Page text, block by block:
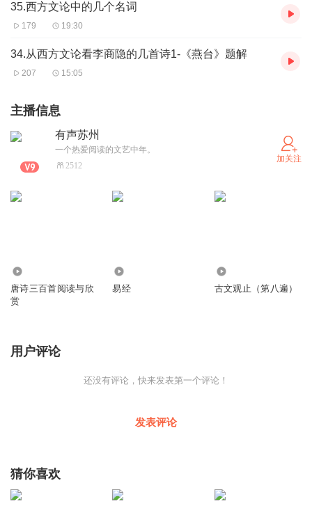
35.西方文论中的几个名词
179 19:30
34.从西方文论看李商隐的几首诗1-《燕台》题解
207 15:05
主播信息
有声苏州
一个热爱阅读的文艺中年。
2512
加关注
唐诗三百首阅读与欣
赏
易经 古文观止（第八遍）
用户评论
还没有评论，快来发表第一个评论！
发表评论
猜你喜欢